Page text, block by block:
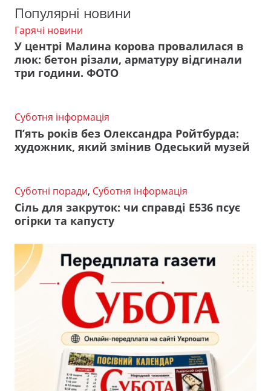
Популярні новини
Гарячі новини
У центрі Малина корова провалилася в
люк: бетон різали, арматуру відгинали
три години. ФОТО
Суботня інформація
П’ять років без Олександра Ройтбурда:
художник, який змінив Одеський музей
Суботні поради, Суботня інформація
Сіль для закруток: чи справді Е536 псує
огірки та капусту